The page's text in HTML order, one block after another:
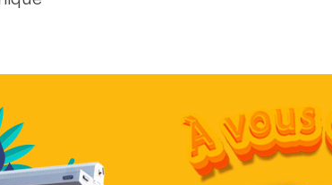
conseiller.ère